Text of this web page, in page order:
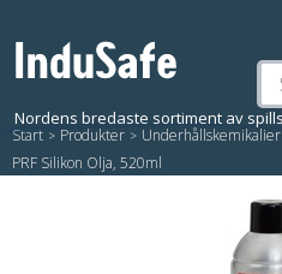
Start / Produkter / Underhållskemikalier
PRF Silikon Olja, 520ml